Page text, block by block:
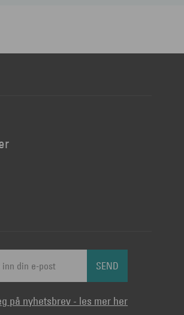
SEND
på nyhetsbrev - les mer her